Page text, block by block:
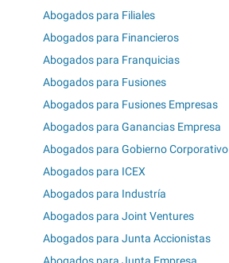
Abogados para Filiales
Abogados para Financieros
Abogados para Franquicias
Abogados para Fusiones
Abogados para Fusiones Empresas
Abogados para Ganancias Empresa
Abogados para Gobierno Corporativo
Abogados para ICEX
Abogados para Industría
Abogados para Joint Ventures
Abogados para Junta Accionistas